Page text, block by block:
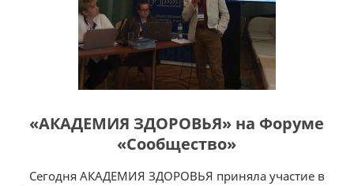
«АКАДЕМИЯ ЗДОРОВЬЯ» на Форуме
«Сообщество»
Сегодня АКАДЕМИЯ ЗДОРОВЬЯ приняла участие в